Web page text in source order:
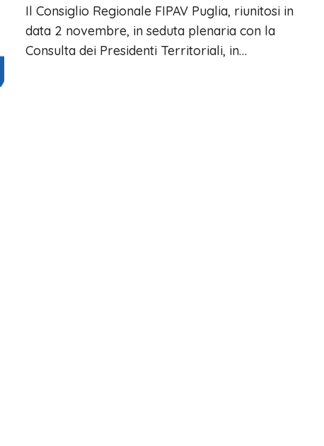
Il Consiglio Regionale FIPAV Puglia, riunitosi in
data 2 novembre, in seduta plenaria con la
Consulta dei Presidenti Territoriali, in…